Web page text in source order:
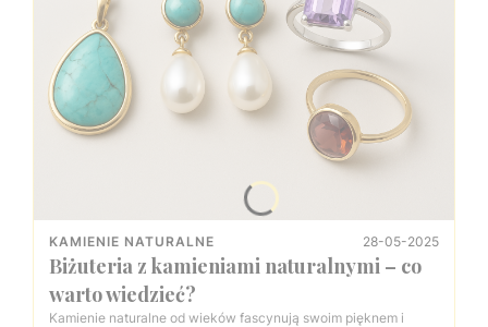
KAMIENIE NATURALNE 28-05-2025
Biżuteria z kamieniami naturalnymi – co
warto wiedzieć?
Kamienie naturalne od wieków fascynują swoim pięknem i